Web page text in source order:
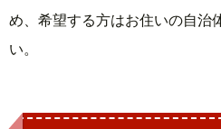
め、希望する方はお住いの自治
い。